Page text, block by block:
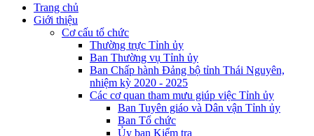
Trang chủ
Giới thiệu
Cơ cấu tổ chức
Thường trực Tỉnh ủy
Ban Thường vụ Tỉnh ủy
Ban Chấp hành Đảng bộ tỉnh Thái Nguyên,
nhiệm kỳ 2020 - 2025
Các cơ quan tham mưu giúp việc Tỉnh ủy
Ban Tuyên giáo và Dân vận Tỉnh ủy
Ban Tổ chức
Ủy ban Kiểm tra